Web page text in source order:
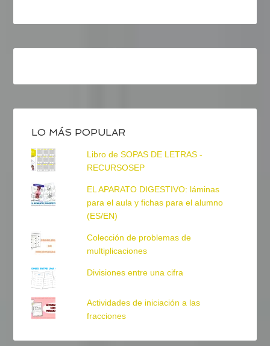
LO MÁS POPULAR
Libro de SOPAS DE LETRAS -
RECURSOSEP
EL APARATO DIGESTIVO: láminas
para el aula y fichas para el alumno
(ES/EN)
Colección de problemas de
multiplicaciones
Divisiones entre una cifra
Actividades de iniciación a las
fracciones